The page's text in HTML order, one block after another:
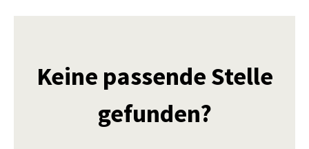
Keine passende Stelle
gefunden?